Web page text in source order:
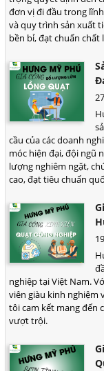
đơn vị đi đầu trong
và quy trình sản xuất
bền bỉ, đạt chuẩn chất
cầu của các doanh
móc hiện đại, đội ngũ
lượng nghiêm ngặt,
cao, đạt tiêu chuẩn
nghiệp tại Việt Nam.
viên giàu kinh nghiệm
tôi cam kết mang đến
vượt trội.